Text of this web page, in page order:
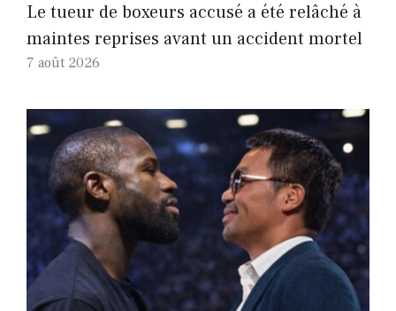
Le tueur de boxeurs accusé a été relâché à
maintes reprises avant un accident mortel
7 août 2026